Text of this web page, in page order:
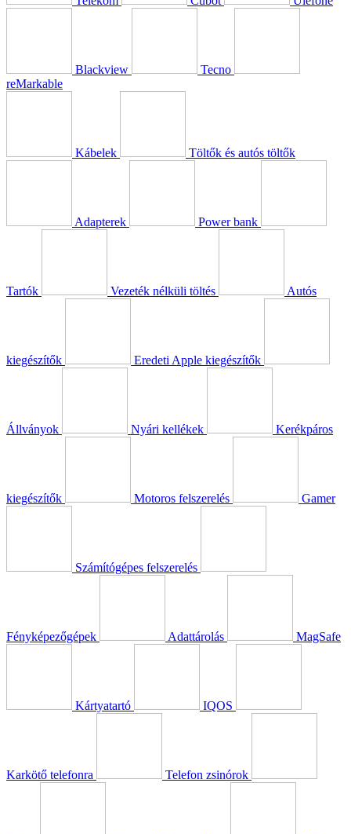
Blackview
Tecno
reMarkable
Kábelek Töltők és autós töltők
Adapterek Power bank
Tartók Vezeték nélküli töltés Autós
kiegészítők Eredeti Apple kiegészítők
Állványok Nyári kellékek Kerékpáros
kiegészítők Motoros felszerelés Gamer
Számítógépes felszerelés
Fényképezőgépek Adattárolás MagSafe
Kártyatartó IQOS
Karkötő telefonra Telefon zsinórok